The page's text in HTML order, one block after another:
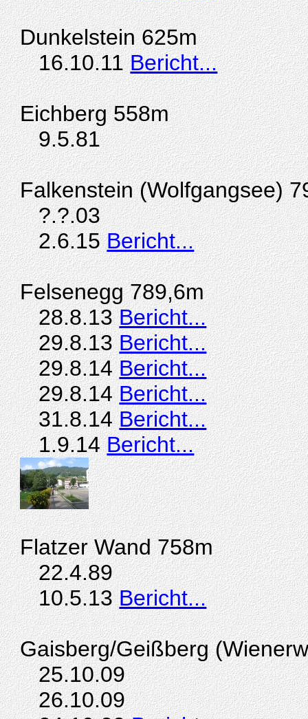
Dunkelstein 625m
16.10.11Bericht...
Eichberg 558m
9.5.81
Falkenstein (Wolfgangsee)
?.?.03
2.6.15Bericht...
Felsenegg 789,6m
28.8.13Bericht...
29.8.13Bericht...
29.8.14Bericht...
29.8.14Bericht...
31.8.14Bericht...
1.9.14Bericht...
Flatzer Wand 758m
22.4.89
10.5.13Bericht...
Gaisberg/Geißberg
25.10.09
26.10.09